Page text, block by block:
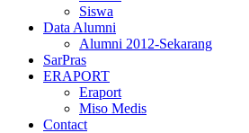
Siswa
Data Alumni
Alumni 2012-Sekarang
SarPras
ERAPORT
Eraport
Miso Medis
Contact